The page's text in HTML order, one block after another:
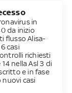
in
da inizio
flusso Alisa-
casi
richiesti
nella Asl 3 di
e in fase
nuovi casi